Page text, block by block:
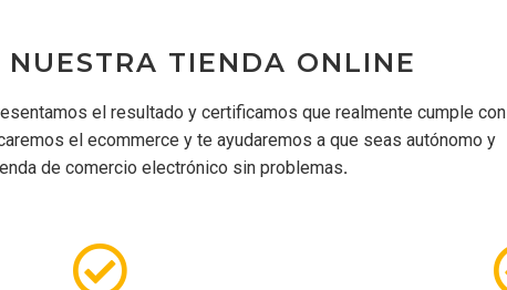
TIENDA ONLINE
el resultado y certificamos que realmente cumple con
el ecommerce y te ayudaremos a que seas autónomo y
de comercio electrónico sin problemas.